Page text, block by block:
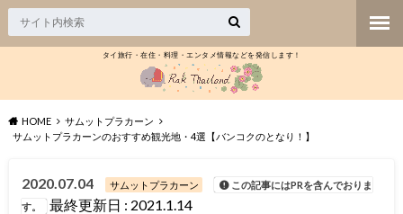
タイ旅行・在住・料理・エンタメ情報などを発信します！
HOME
サムットプラカーン
サムットプラカーンのおすすめ観光地・4選【バンコクのとなり！】
2020.07.04 サムットプラカーン
この記事にはPRを含んでおりま
す。
最終更新日 : 2021.1.14